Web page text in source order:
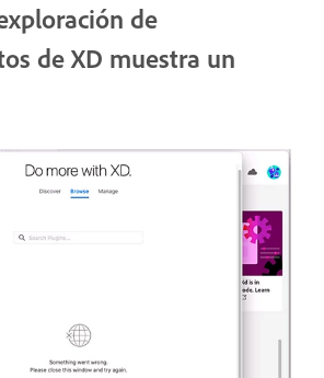
de
de XD muestra un